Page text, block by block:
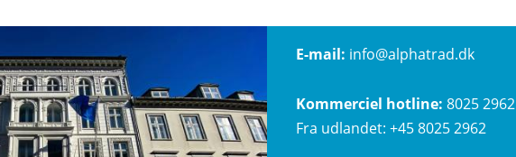
E-mail: info@alphatrad.dk
Kommerciel hotline: 8025 2962
Fra udlandet: +45 8025 2962